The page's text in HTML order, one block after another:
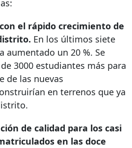
el rápido crecimiento de
En los últimos siete
aumentado un 20 %. Se
3000 estudiantes más para
de las nuevas
en terrenos que ya
de calidad para los casi
en las doce